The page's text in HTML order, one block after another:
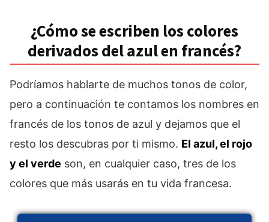
¿Cómo se escriben los colores
derivados del azul en francés?
Podríamos hablarte de muchos tonos de color,
pero a continuación te contamos los nombres en
francés de los tonos de azul y dejamos que el
resto los descubras por ti mismo. El azul, el rojo
y el verde son, en cualquier caso, tres de los
colores que más usarás en tu vida francesa.